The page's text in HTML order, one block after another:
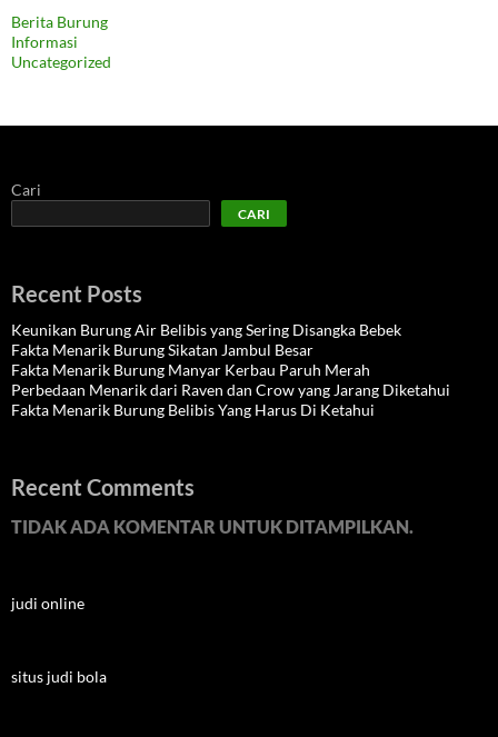
Berita Burung
Informasi
Uncategorized
Cari
CARI
Recent Posts
Keunikan Burung Air Belibis yang Sering Disangka Bebek
Fakta Menarik Burung Sikatan Jambul Besar
Fakta Menarik Burung Manyar Kerbau Paruh Merah
Perbedaan Menarik dari Raven dan Crow yang Jarang Diketahui
Fakta Menarik Burung Belibis Yang Harus Di Ketahui
Recent Comments
TIDAK ADA KOMENTAR UNTUK DITAMPILKAN.
judi online
situs judi bola